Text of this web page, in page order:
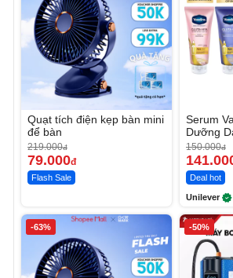
Quạt tích điện kẹp bàn mini
để bàn
219.000đ
79.000đ
Flash Sale
Serum
Dưỡng
Ngày
150.000đ
Deal hot
Unilever
-63% -50%